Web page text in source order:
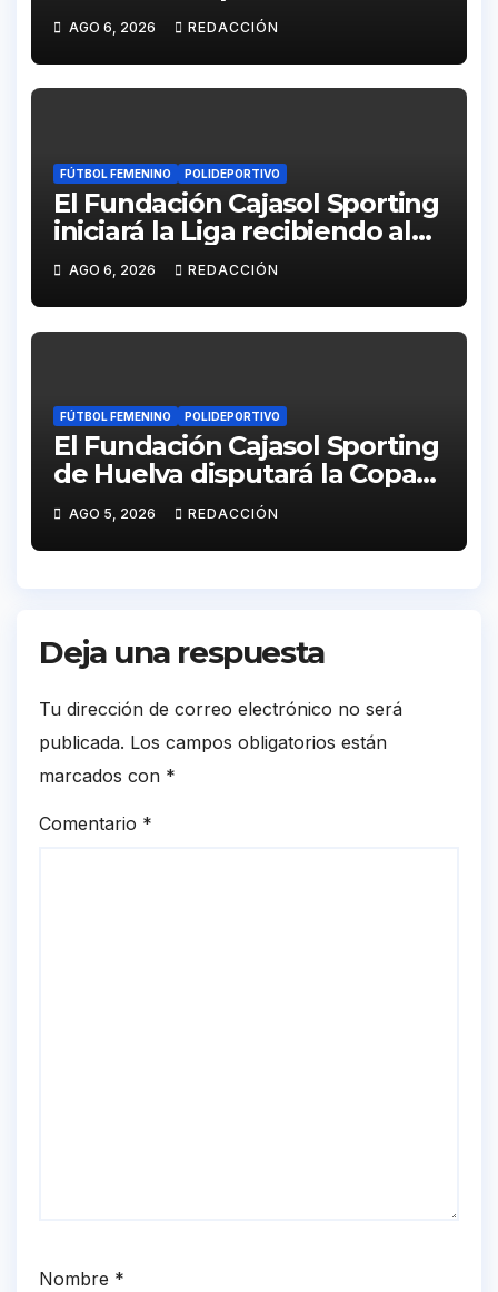
calendarios de la categoría
juvenil
AGO 6, 2026 REDACCIÓN
FÚTBOL FEMENINO POLIDEPORTIVO
El Fundación Cajasol Sporting
iniciará la Liga recibiendo al
Cacereño Atlético
AGO 6, 2026 REDACCIÓN
FÚTBOL FEMENINO POLIDEPORTIVO
El Fundación Cajasol Sporting
de Huelva disputará la Copa
de Andalucía en el Estadio
Antonio Toledo Sánchez
AGO 5, 2026 REDACCIÓN
Deja una respuesta
Tu dirección de correo electrónico no será
publicada. Los campos obligatorios están
marcados con *
Comentario *
Nombre *